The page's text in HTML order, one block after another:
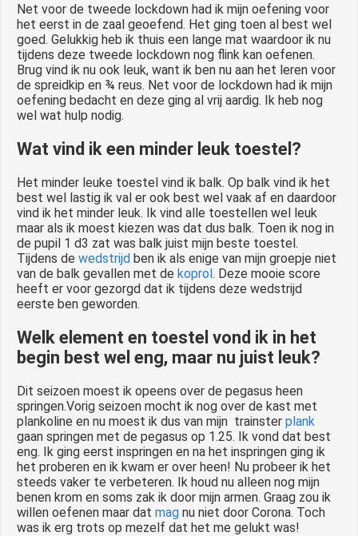
Net voor de tweede lockdown had ik mijn oefening voor
het eerst in de zaal geoefend. Het ging toen al best wel
goed. Gelukkig heb ik thuis een lange mat waardoor ik nu
tijdens deze tweede lockdown nog flink kan oefenen.
Brug vind ik nu ook leuk, want ik ben nu aan het leren voor
de spreidkip en ¾ reus. Net voor de lockdown had ik mijn
oefening bedacht en deze ging al vrij aardig. Ik heb nog
wel wat hulp nodig.
Wat vind ik een minder leuk toestel?
Het minder leuke toestel vind ik balk. Op balk vind ik het
best wel lastig ik val er ook best wel vaak af en daardoor
vind ik het minder leuk. Ik vind alle toestellen wel leuk
maar als ik moest kiezen was dat dus balk. Toen ik nog in
de pupil 1 d3 zat was balk juist mijn beste toestel.
Tijdens de wedstrijd ben ik als enige van mijn groepje niet
van de balk gevallen met de koprol. Deze mooie score
heeft er voor gezorgd dat ik tijdens deze wedstrijd
eerste ben geworden.
Welk element en toestel vond ik in het
begin best wel eng, maar nu juist leuk?
Dit seizoen moest ik opeens over de pegasus heen
springen.Vorig seizoen mocht ik nog over de kast met
plankoline en nu moest ik dus van mijn trainster plank
gaan springen met de pegasus op 1.25. Ik vond dat best
eng. Ik ging eerst inspringen en na het inspringen ging ik
het proberen en ik kwam er over heen! Nu probeer ik het
steeds vaker te verbeteren. Ik houd nu alleen nog mijn
benen krom en soms zak ik door mijn armen. Graag zou ik
willen oefenen maar dat mag nu niet door Corona. Toch
was ik erg trots op mezelf dat het me gelukt was!